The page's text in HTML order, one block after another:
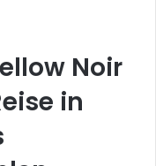
Noir
in